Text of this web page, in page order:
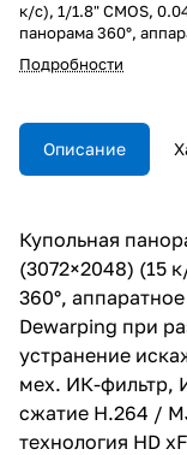
к/с), 1/1.8" CMOS,
панорама 360°,
устранение
Dewarping при
устранение
Dewarping при
фильтр, ИК-
детектор движения,
вход/выход 3D-DNR,
IP54, вандалозащита
рабочая температура
+50 °С; питание
Ethernet -
разъем, макс. 8 W,
монтаж, три варианта
исполнения
корпуса
Подробности
Описание
Купольная
(3072×2048) (15
360°,
Dewarping при
устранение
мех. ИК-фильтр,
сжатие H.264 /
технология HD